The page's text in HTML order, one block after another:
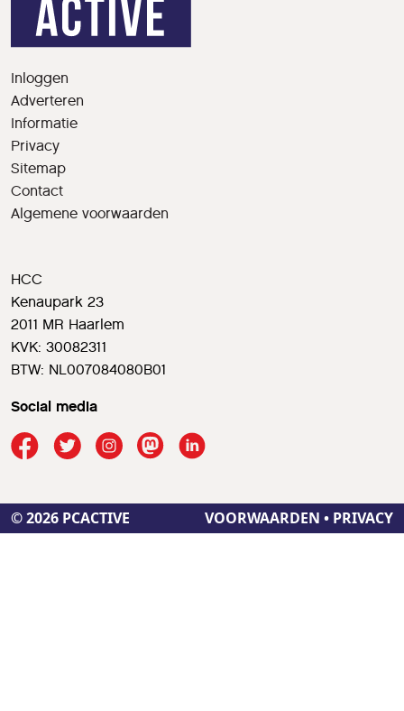
Inloggen
Adverteren
Informatie
Privacy
Sitemap
Contact
Algemene voorwaarden
HCC
Kenaupark 23
2011 MR Haarlem
KVK: 30082311
BTW: NL007084080B01
Social media
© 2026 PCACTIVE VOORWAARDEN • PRIVACY